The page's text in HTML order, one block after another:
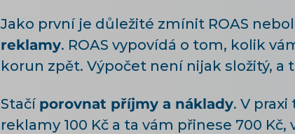
Jako první je důležité zmínit ROAS
reklamy. ROAS vypovídá o tom, kolik
korun zpět. Výpočet není nijak složitý, a
Stačí porovnat příjmy a náklady. V
reklamy 100 Kč a ta vám přinese 700 Kč,